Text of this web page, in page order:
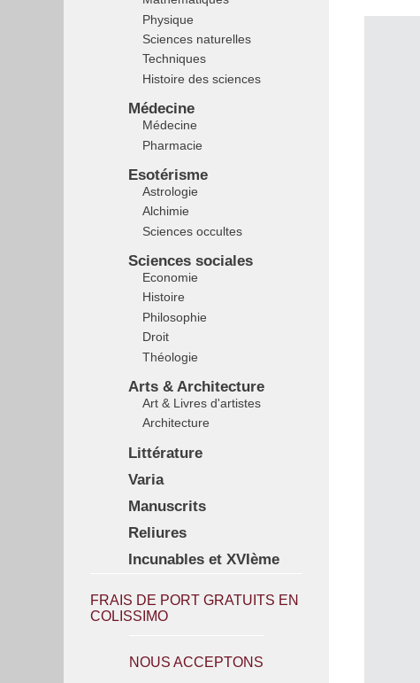
Physique
Sciences naturelles
Techniques
Histoire des sciences
Médecine
Médecine
Pharmacie
Esotérisme
Astrologie
Alchimie
Sciences occultes
Sciences sociales
Economie
Histoire
Philosophie
Droit
Théologie
Arts & Architecture
Art & Livres d'artistes
Architecture
Littérature
Varia
Manuscrits
Reliures
Incunables et XVIème
FRAIS DE PORT GRATUITS EN
COLISSIMO
NOUS ACCEPTONS